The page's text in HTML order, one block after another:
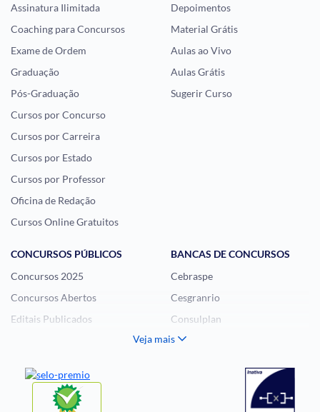
Assinatura Ilimitada
Coaching para Concursos
Exame de Ordem
Graduação
Pós-Graduação
Cursos por Concurso
Cursos por Carreira
Cursos por Estado
Cursos por Professor
Oficina de Redação
Cursos Online Gratuitos
Depoimentos
Material Grátis
Aulas ao Vivo
Aulas Grátis
Sugerir Curso
CONCURSOS PÚBLICOS
Concursos 2025
Concursos Abertos
Editais Publicados
Questões de Concurso
BANCAS DE CONCURSOS
Cebraspe
Cesgranrio
Consulplan
FCC
Veja mais